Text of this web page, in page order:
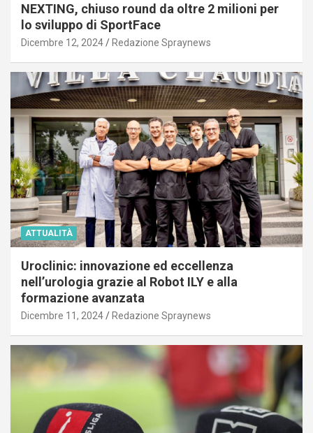
NEXTING, chiuso round da oltre 2 milioni per
lo sviluppo di SportFace
Dicembre 12, 2024 Redazione Spraynews
ATTUALITÀ
Uroclinic: innovazione ed eccellenza
nell’urologia grazie al Robot ILY e alla
formazione avanzata
Dicembre 11, 2024 Redazione Spraynews